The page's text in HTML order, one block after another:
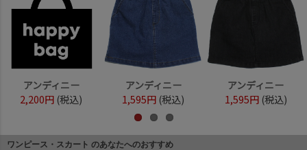
アンディニー
2,200円 (税込)
アンディニー
1,595円 (税込)
アンディニー
1,595円 (税込)
ワンピース・スカート のあなたへのおすすめ